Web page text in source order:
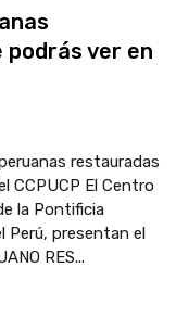
ver en
restauradas
CCPUCP El Centro
la Pontificia
Perú, presentan el
RES...